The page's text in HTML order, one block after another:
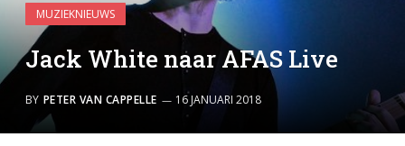
MUZIEKNIEUWS
Jack White naar AFAS Live
BY PETER VAN CAPPELLE 16 JANUARI 2018